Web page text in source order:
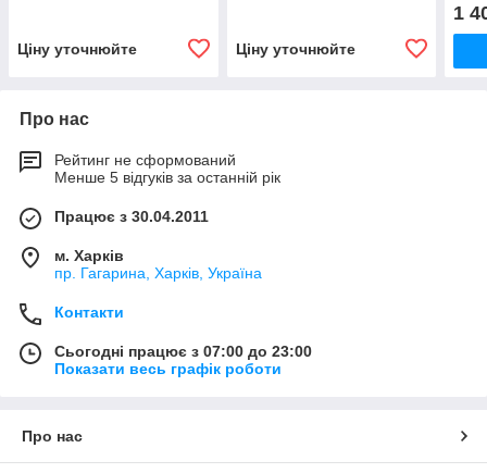
Ціну уточнюйте
Ціну уточнюйте
1
Про нас
Рейтинг не сформований
Менше 5 відгуків за останній рік
Працює з 30.04.2011
м. Харків
пр. Гагарина, Харків, Україна
Контакти
Сьогодні працює з 07:00 до 23:00
Показати весь графік роботи
Про нас